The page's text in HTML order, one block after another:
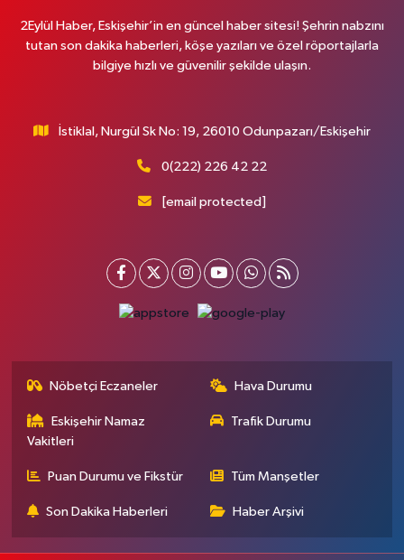
2Eylül Haber, Eskişehir’in en güncel haber sitesi! Şehrin nabzını
tutan son dakika haberleri, köşe yazıları ve özel röportajlarla
bilgiye hızlı ve güvenilir şekilde ulaşın.
İstiklal, Nurgül Sk No: 19, 26010 Odunpazarı/Eskişehir
0(222) 226 42 22
[email protected]
Nöbetçi Eczaneler Hava Durumu
Eskişehir Namaz
Vakitleri
Trafik Durumu
Puan Durumu ve Fikstür Tüm Manşetler
Son Dakika Haberleri Haber Arşivi